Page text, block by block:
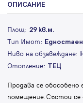
ОПИСАНИЕ
Площ: 29 кв.м.
Тип Имот:
Ниво на обзавеждане:
Отопление: ТЕЦ
Продава се
помещение.Състои